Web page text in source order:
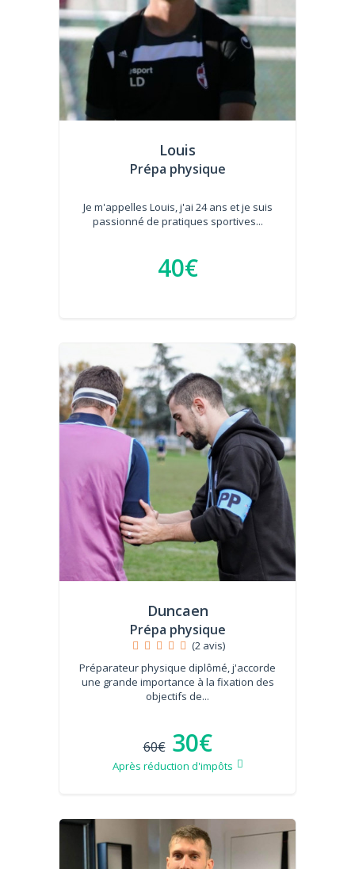
Louis
Prépa physique
Je m'appelles Louis, j'ai 24 ans et je suis
passionné de pratiques sportives...
40€
Duncaen
Prépa physique
(2 avis)
Préparateur physique diplômé, j'accorde
une grande importance à la fixation des
objectifs de...
60€ 30€
Après réduction d'impôts